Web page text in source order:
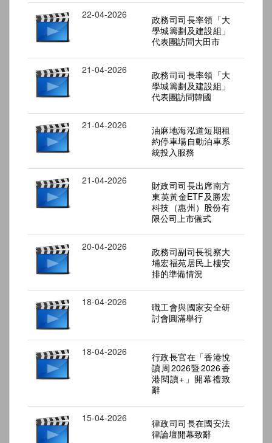
22-04-2026
政務司司長率領「大
學城籌劃及建設組」
代表團訪問大田市
21-04-2026
政務司司長率領「大
學城籌劃及建設組」
代表團訪問韓國
21-04-2026
油麻地海泓道短期租
約停車場自動泊車系
統投入服務
21-04-2026
財政司司長出席南方
東英黃金ETF及勝宏
科技（惠州）股份有
限公司上市儀式
20-04-2026
政務司副司長視察大
埔宏福苑居民上樓安
排的準備情況
18-04-2026
職工會與國家安全研
討會圓滿舉行
18-04-2026
行政長官在「香港悅
讀周2026暨2026香
港閱讀+」開幕禮致
辭
15-04-2026
律政司司長在國安法
律論壇開幕致辭